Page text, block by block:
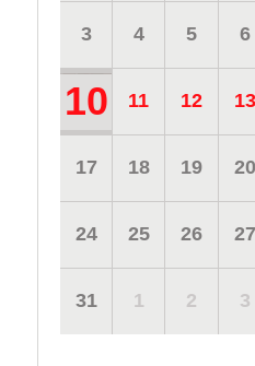
3 4 5 6
10 11 12 13
17 18 19 20
24 25 26 27
31 1 2 3